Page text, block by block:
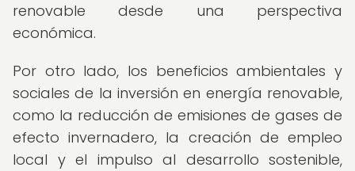
renovable desde una perspectiva
económica.
Por otro lado, los beneficios ambientales y
sociales de la inversión en energía renovable,
como la reducción de emisiones de gases de
efecto invernadero, la creación de empleo
local y el impulso al desarrollo sostenible,